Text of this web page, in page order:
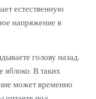
естественную
напряжение в
голову назад.
яблоко. В таких
может временно